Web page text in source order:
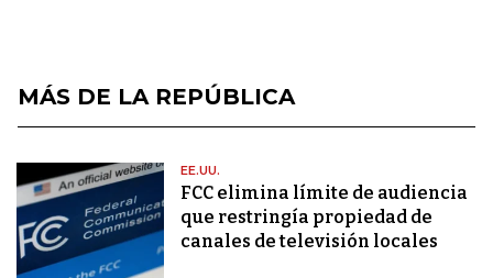
MÁS DE LA REPÚBLICA
EE.UU.
FCC elimina límite de audiencia
que restringía propiedad de
canales de televisión locales